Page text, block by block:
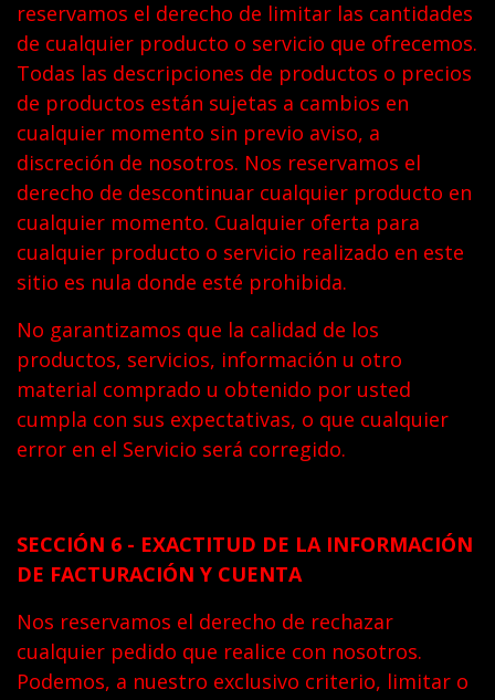
reservamos el derecho de limitar las cantidades
de cualquier producto o servicio que ofrecemos.
Todas las descripciones de productos o precios
de productos están sujetas a cambios en
cualquier momento sin previo aviso, a
discreción de nosotros. Nos reservamos el
derecho de descontinuar cualquier producto en
cualquier momento. Cualquier oferta para
cualquier producto o servicio realizado en este
sitio es nula donde esté prohibida.
No garantizamos que la calidad de los
productos, servicios, información u otro
material comprado u obtenido por usted
cumpla con sus expectativas, o que cualquier
error en el Servicio será corregido.
SECCIÓN 6 - EXACTITUD DE LA INFORMACIÓN
DE FACTURACIÓN Y CUENTA
Nos reservamos el derecho de rechazar
cualquier pedido que realice con nosotros.
Podemos, a nuestro exclusivo criterio, limitar o